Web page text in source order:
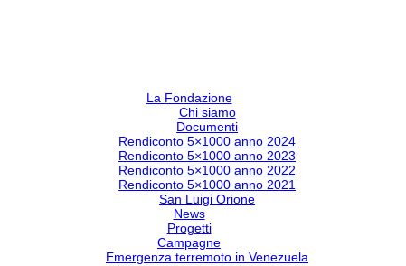
La Fondazione
Chi siamo
Documenti
Rendiconto 5×1000 anno 2024
Rendiconto 5×1000 anno 2023
Rendiconto 5×1000 anno 2022
Rendiconto 5×1000 anno 2021
San Luigi Orione
News
Progetti
Campagne
Emergenza terremoto in Venezuela